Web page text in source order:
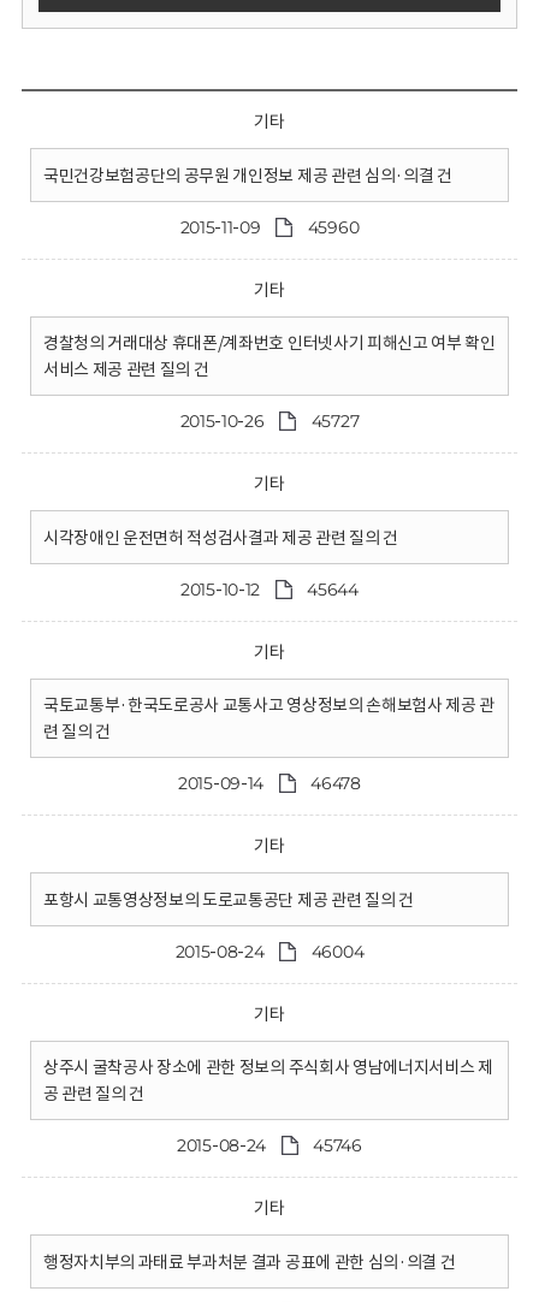
기타
국민건강보험공단의 공무원 개인정보 제공 관련 심의·의결 건
2015-11-09 45960
기타
경찰청의 거래대상 휴대폰/계좌번호 인터넷사기 피해신고 여부 확인
서비스 제공 관련 질의 건
2015-10-26 45727
기타
시각장애인 운전면허 적성검사결과 제공 관련 질의 건
2015-10-12 45644
기타
국토교통부·한국도로공사 교통사고 영상정보의 손해보험사 제공 관
련 질의 건
2015-09-14 46478
기타
포항시 교통영상정보의 도로교통공단 제공 관련 질의 건
2015-08-24 46004
기타
상주시 굴착공사 장소에 관한 정보의 주식회사 영남에너지서비스 제
공 관련 질의 건
2015-08-24 45746
기타
행정자치부의 과태료 부과처분 결과 공표에 관한 심의·의결 건